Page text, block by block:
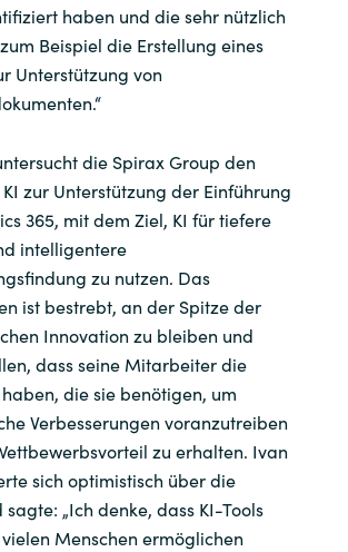
haben und die sehr nützlich
Beispiel die Erstellung eines
Unterstützung von
die Spirax Group den
zur Unterstützung der Einführung
365, mit dem Ziel, KI für tiefere
intelligentere
zu nutzen. Das
ist bestrebt, an der Spitze der
Innovation zu bleiben und
dass seine Mitarbeiter die
die sie benötigen, um
Verbesserungen voranzutreiben
zu erhalten. Ivan
sich optimistisch über die
„Ich denke, dass KI-Tools
Menschen ermöglichen